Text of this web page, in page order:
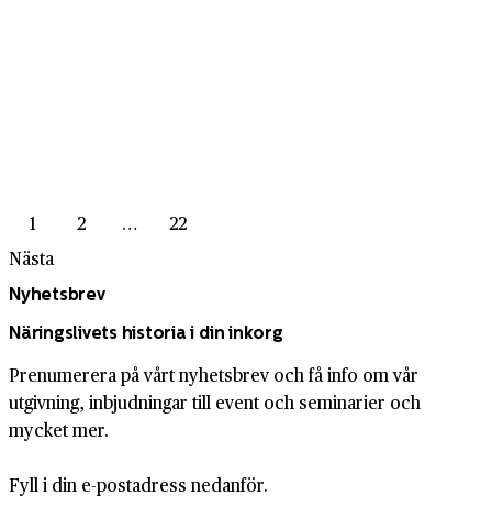
1 2 …
22
Nästa
Nyhetsbrev
Näringslivets historia i din inkorg
Prenumerera på vårt nyhetsbrev och få info om vår
utgivning, inbjudningar till event och seminarier och
mycket mer.
Fyll i din e-postadress nedanför.